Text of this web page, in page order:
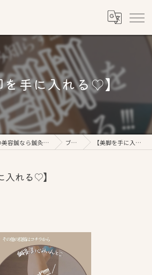
を手に入れる♡】
愛知県名古屋市の美容鍼なら鍼灸美心みぃんとこ ブログ 【美脚を手に入れる♡】
入れる♡】